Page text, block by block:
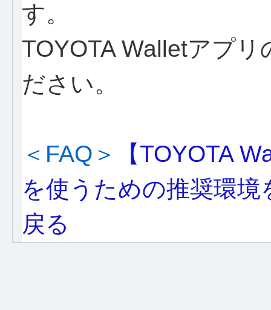
す。
TOYOTA Walletアプ
ださい。
＜FAQ＞
【TOYOTA
を使うための推奨環
戻る